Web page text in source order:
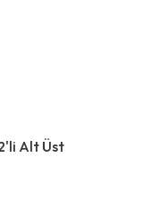
Alt Üst